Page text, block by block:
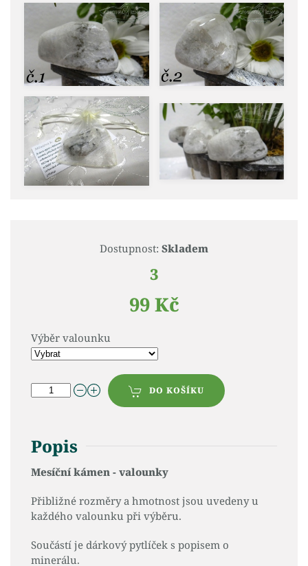
Dostupnost: Skladem
3
99 Kč
Výběr valounku
DO KOŠÍKU
Popis
Mesíční kámen - valounky
Přibližné rozměry a hmotnost jsou uvedeny u
každého valounku při výběru.
Součástí je dárkový pytlíček s popisem o
minerálu.